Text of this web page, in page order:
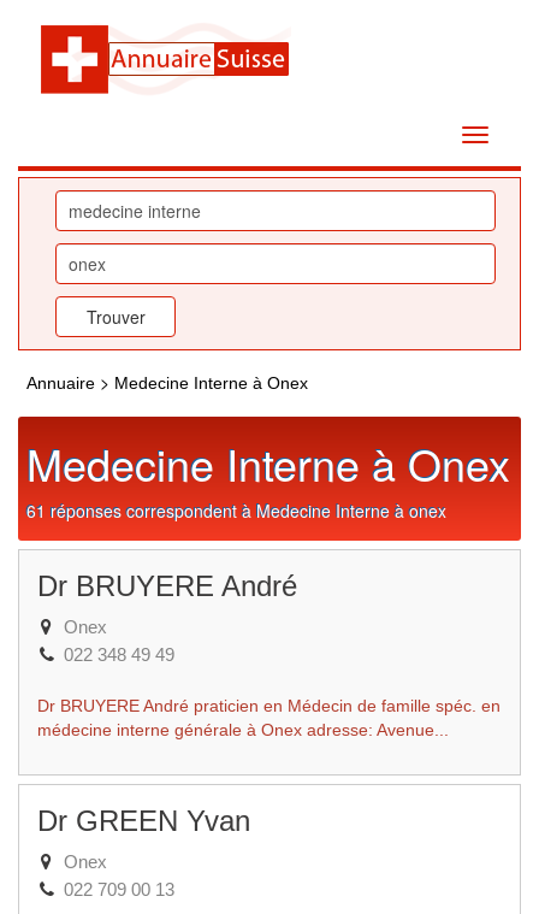
Annuaire > Medecine Interne à Onex
Medecine Interne à Onex
61 réponses correspondent à Medecine Interne à onex
Dr BRUYERE André
Onex
022 348 49 49
Dr BRUYERE André praticien en Médecin de famille spéc. en
médecine interne générale à Onex adresse: Avenue...
Dr GREEN Yvan
Onex
022 709 00 13